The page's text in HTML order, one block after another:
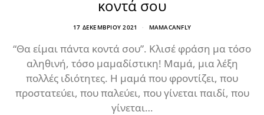
κοντά σου
17 ΔΕΚΕΜΒΡΊΟΥ 2021 MAMACANFLY
“Θα είμαι πάντα κοντά σου”. Κλισέ φράση μα τόσο
αληθινή, τόσο μαμαδίστικη! Μαμά, μια λέξη
πολλές ιδιότητες. Η μαμά που φροντίζει, που
προστατεύει, που παλεύει, που γίνεται παιδί, που
γίνεται…